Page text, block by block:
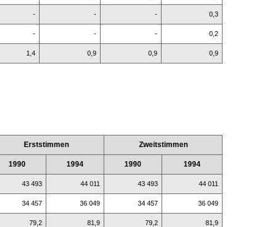
- - - 0,3
- - - 0,2
1,4 0,9 0,9 0,9
Erststimmen Zweitstimmen
1990 1994 1990 1994
43 493 44 011 43 493 44 011
34 457 36 049 34 457 36 049
79,2 81,9 79,2 81,9